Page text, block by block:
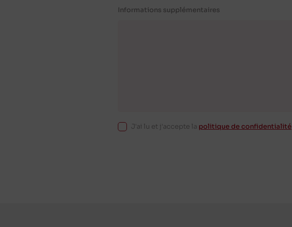
Informations supplémentaires
J'ai lu et j'accepte la politique de confidentialité